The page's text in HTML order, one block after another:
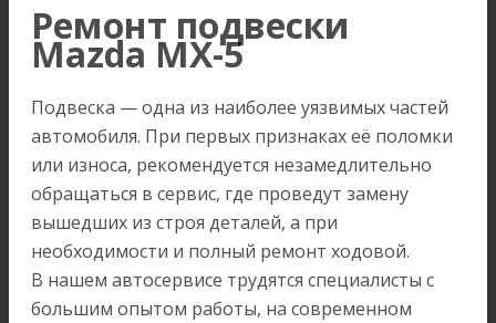
Ремонт подвески
Mazda MX-5
Подвеска — одна из наиболее уязвимых частей
автомобиля. При первых признаках её поломки
или износа, рекомендуется незамедлительно
обращаться в сервис, где проведут замену
вышедших из строя деталей, а при
необходимости и полный ремонт ходовой.
В нашем автосервисе трудятся специалисты с
большим опытом работы, на современном